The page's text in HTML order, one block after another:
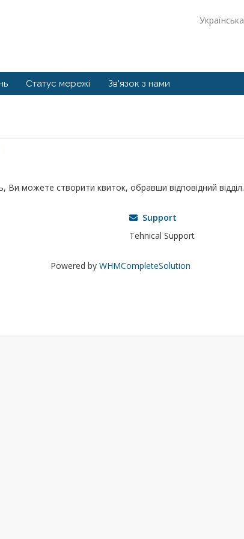
Українська
Статус мережі Зв'язок з нами
Ви можете створити квиток, обравши відповідний відділ.
Support
Tehnical Support
Powered by WHMCompleteSolution